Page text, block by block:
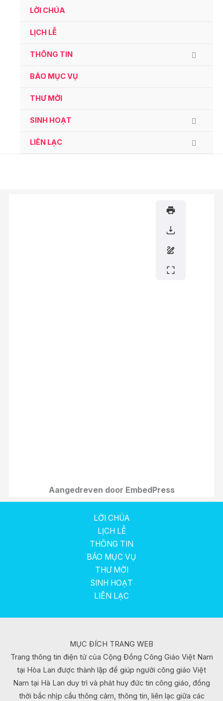
LỜI CHÚA
LỊCH LỄ
THÔNG TIN
BÁO MỤC VỤ
THƯ MỜI
SINH HOẠT
LIÊN LẠC
Aangedreven door EmbedPress
LỜI CHÚA
LỊCH LỄ
THÔNG TIN
BÁO MỤC VỤ
THƯ MỜI
SINH HOẠT
LIÊN LẠC
MỤC ĐÍCH TRANG WEB
Trang thông tin điện tử của Cộng Đồng Công Giáo Việt Nam
tại Hòa Lan được thành lập để giúp người công giáo Việt
Nam tại Hà Lan duy trì và phát huy đức tin công giáo, đồng
thời bắc nhịp cầu thông cảm, thông tin, liên lạc giữa các